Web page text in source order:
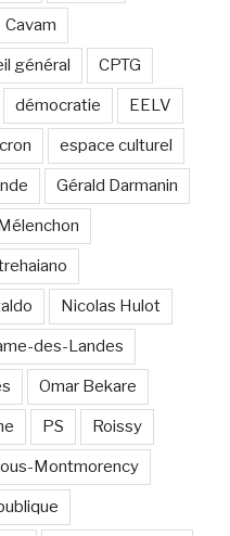
Cavam
général CPTG
démocratie EELV
espace culturel
Gérald Darmanin
Nicolas Hulot
des-Landes
Omar Bekare
PS Roissy
Montmorency